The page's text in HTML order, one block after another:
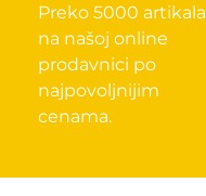
Preko 5000 artikala
na našoj online
prodavnici po
najpovoljnijim
cenama.